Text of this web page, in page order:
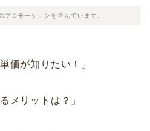
プロモーションを含んでいます。
価が知りたい！」
メリットは？」